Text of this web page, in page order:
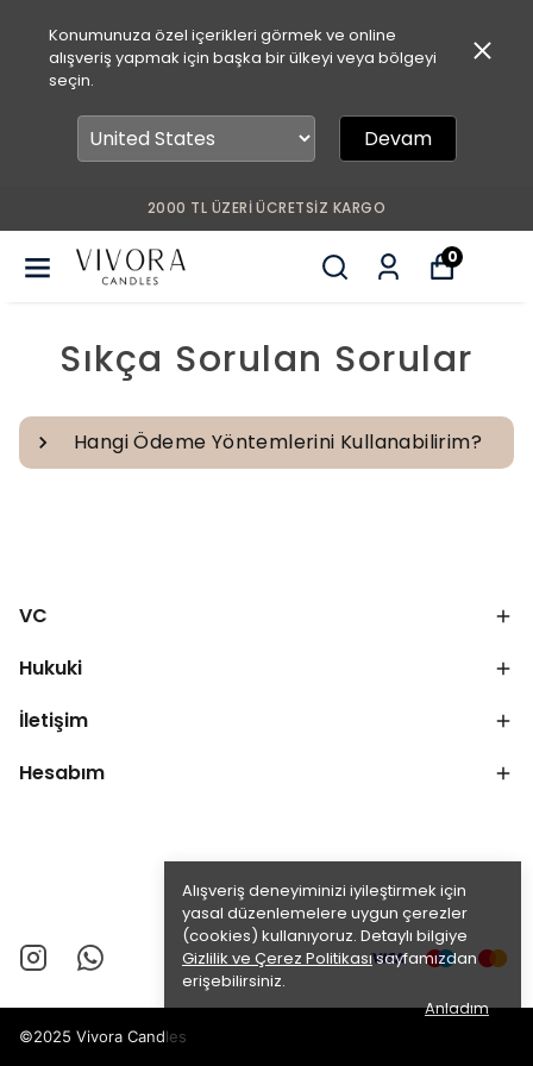
Konumunuza özel içerikleri görmek ve online
alışveriş yapmak için başka bir ülkeyi veya bölgeyi
seçin.
Devam
2000 TL ÜZERİ ÜCRETSİZ KARGO
0
Alışveriş deneyiminizi iyileştirmek için
yasal düzenlemelere uygun çerezler
(cookies) kullanıyoruz. Detaylı bilgiye
Gizlilik ve Çerez Politikasısayfamızdan
erişebilirsiniz.
Anladım
Sıkça Sorulan Sorular
Hangi Ödeme Yöntemlerini Kullanabilirim?
VC
Hukuki
İletişim
Hesabım
©2025 Vivora Candles